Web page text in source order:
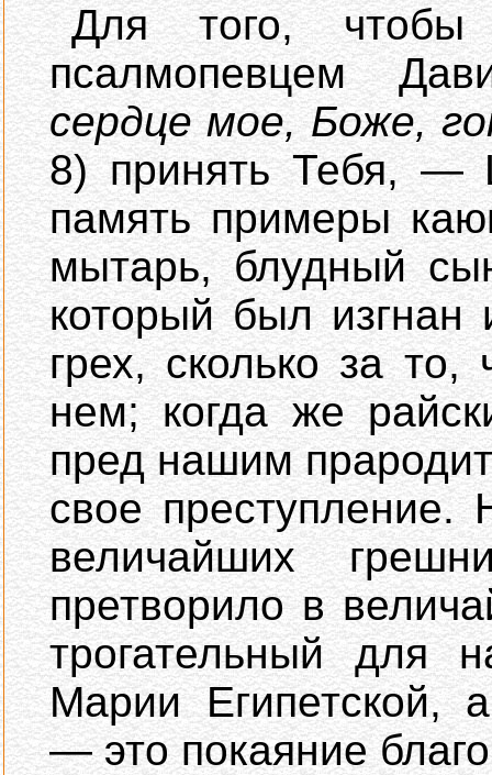
Для того,
псалмопевцем
сердце мое, Боже,
8) принять Тебя, —
память примеры
мытарь, блудный
который был изгнан
грех, сколько за
нем; когда же
пред нашим
свое преступление.
величайших
претворило в
трогательный для
Марии Египетской,
— это покаяние